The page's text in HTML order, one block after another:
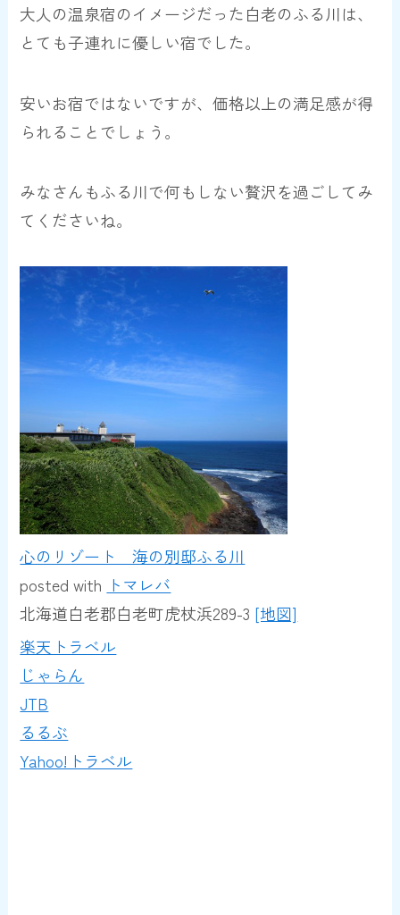
大人の温泉宿のイメージだった白老のふる川は、
とても子連れに優しい宿でした。
安いお宿ではないですが、価格以上の満足感が得
られることでしょう。
みなさんもふる川で何もしない贅沢を過ごしてみ
てくださいね。
心のリゾート 海の別邸ふる川
posted with トマレバ
北海道白老郡白老町虎杖浜289-3 [地図]
楽天トラベル
じゃらん
JTB
るるぶ
Yahoo!トラベル